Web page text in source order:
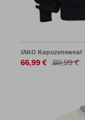
JAKO
66,99 € 89,99 €